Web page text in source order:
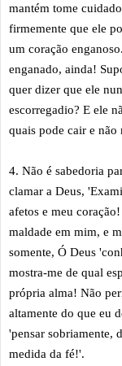
mantém tome
firmemente que ele
um coração
enganado, ainda!
quer dizer que ele
escorregadio? E ele
quais pode cair e não
4. Não é sabedoria
clamar a Deus,
afetos e meu
maldade em mim, e
somente, Ó Deus
mostra-me de qual
própria alma! Não
altamente do que eu
'pensar sobriamente,
medida da fé!'.